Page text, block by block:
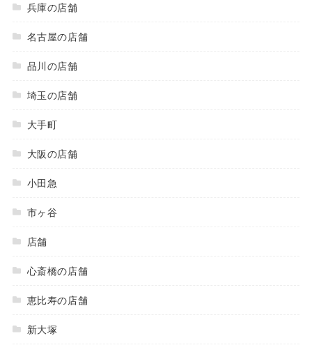
兵庫の店舗
名古屋の店舗
品川の店舗
埼玉の店舗
大手町
大阪の店舗
小田急
市ヶ谷
店舗
心斎橋の店舗
恵比寿の店舗
新大塚